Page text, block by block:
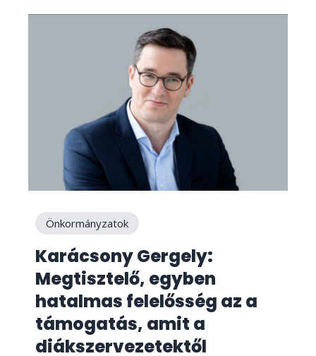
Önkormányzatok
Karácsony Gergely:
Megtisztelő, egyben
hatalmas felelősség az a
támogatás, amit a
diákszervezetektől